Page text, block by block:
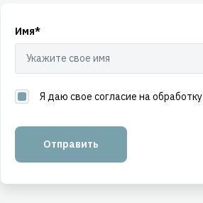
Имя*
Я даю свое согласие на обработку
Отправить